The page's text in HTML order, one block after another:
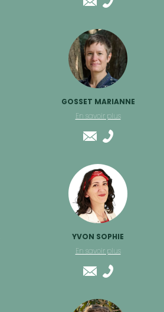
GOSSET MARIANNE
En savoir plus
YVON SOPHIE
En savoir plus